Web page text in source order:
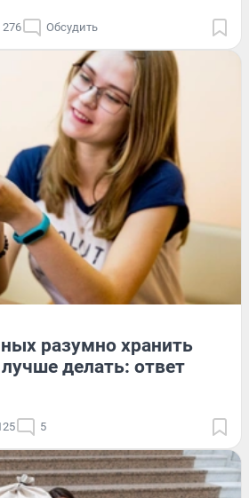
276 Обсудить
разумно хранить
делать: ответ
5